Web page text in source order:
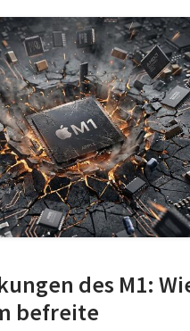
des M1:
befreite